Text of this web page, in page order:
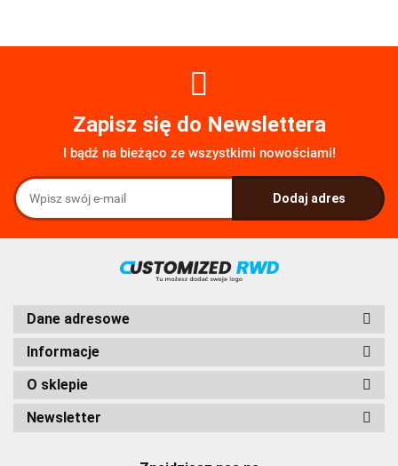
Zapisz się do Newslettera
I bądź na bieżąco ze wszystkimi nowościami!
Dane adresowe
Informacje
O sklepie
Newsletter